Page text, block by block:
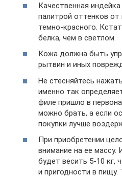
Качественная
палитрой оттенков
темно-красного.
белка, чем в светлом.
Кожа должна быть
рытвин и иных
Не стесняйтесь
именно так
филе пришло в
можно брать, а если
покупки лучше
При приобретении
внимание на ее массу.
будет весить 5-10 кг,
и пригодности в пищу.